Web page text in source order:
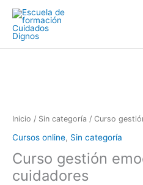
contenido
Inicio / Sin categoría / Curso
Cursos online, Sin categoría
Curso gestión
cuidadores